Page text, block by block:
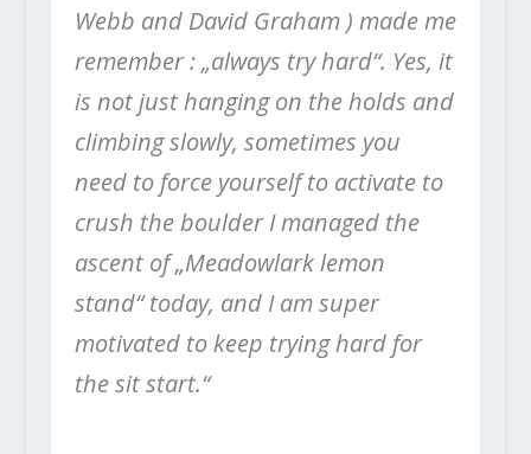
Webb and David Graham ) made me
remember : „always try hard“. Yes, it
is not just hanging on the holds and
climbing slowly, sometimes you
need to force yourself to activate to
crush the boulder I managed the
ascent of „Meadowlark lemon
stand“ today, and I am super
motivated to keep trying hard for
the sit start.“